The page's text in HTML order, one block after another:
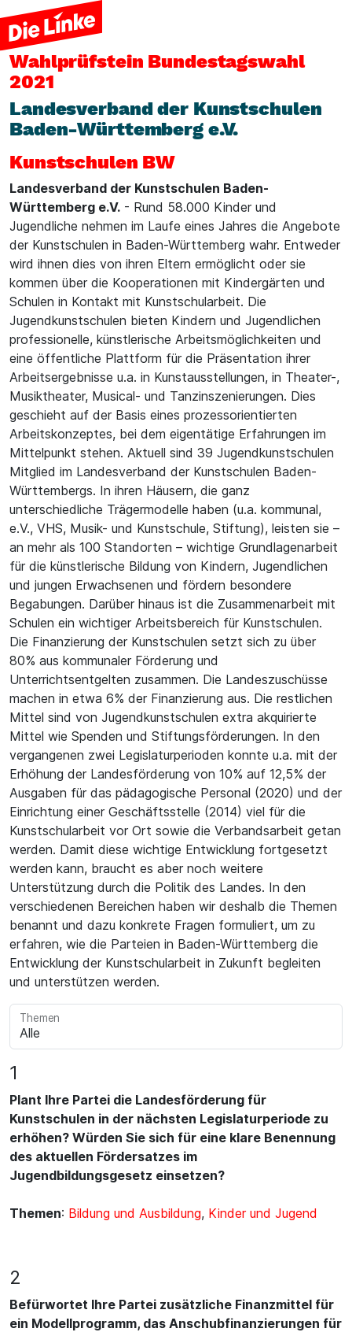
Wahlprüfstein Bundestagswahl
2021
Landesverband der Kunstschulen
Baden-Württemberg e.V.
Kunstschulen BW
Landesverband der Kunstschulen Baden-
Württemberg e.V. - Rund 58.000 Kinder und
Jugendliche nehmen im Laufe eines Jahres die Angebote
der Kunstschulen in Baden-Württemberg wahr. Entweder
wird ihnen dies von ihren Eltern ermöglicht oder sie
kommen über die Kooperationen mit Kindergärten und
Schulen in Kontakt mit Kunstschularbeit. Die
Jugendkunstschulen bieten Kindern und Jugendlichen
professionelle, künstlerische Arbeitsmöglichkeiten und
eine öffentliche Plattform für die Präsentation ihrer
Arbeitsergebnisse u.a. in Kunstausstellungen, in Theater-,
Musiktheater, Musical- und Tanzinszenierungen. Dies
geschieht auf der Basis eines prozessorientierten
Arbeitskonzeptes, bei dem eigentätige Erfahrungen im
Mittelpunkt stehen. Aktuell sind 39 Jugendkunstschulen
Mitglied im Landesverband der Kunstschulen Baden-
Württembergs. In ihren Häusern, die ganz
unterschiedliche Trägermodelle haben (u.a. kommunal,
e.V., VHS, Musik- und Kunstschule, Stiftung), leisten sie –
an mehr als 100 Standorten – wichtige Grundlagenarbeit
für die künstlerische Bildung von Kindern, Jugendlichen
und jungen Erwachsenen und fördern besondere
Begabungen. Darüber hinaus ist die Zusammenarbeit mit
Schulen ein wichtiger Arbeitsbereich für Kunstschulen.
Die Finanzierung der Kunstschulen setzt sich zu über
80% aus kommunaler Förderung und
Unterrichtsentgelten zusammen. Die Landeszuschüsse
machen in etwa 6% der Finanzierung aus. Die restlichen
Mittel sind von Jugendkunstschulen extra akquirierte
Mittel wie Spenden und Stiftungsförderungen. In den
vergangenen zwei Legislaturperioden konnte u.a. mit der
Erhöhung der Landesförderung von 10% auf 12,5% der
Ausgaben für das pädagogische Personal (2020) und der
Einrichtung einer Geschäftsstelle (2014) viel für die
Kunstschularbeit vor Ort sowie die Verbandsarbeit getan
werden. Damit diese wichtige Entwicklung fortgesetzt
werden kann, braucht es aber noch weitere
Unterstützung durch die Politik des Landes. In den
verschiedenen Bereichen haben wir deshalb die Themen
benannt und dazu konkrete Fragen formuliert, um zu
erfahren, wie die Parteien in Baden-Württemberg die
Entwicklung der Kunstschularbeit in Zukunft begleiten
und unterstützen werden.
Themen
1
Plant Ihre Partei die Landesförderung für
Kunstschulen in der nächsten Legislaturperiode zu
erhöhen? Würden Sie sich für eine klare Benennung
des aktuellen Fördersatzes im
Jugendbildungsgesetz einsetzen?
Themen: Bildung und Ausbildung, Kinder und Jugend
2
Befürwortet Ihre Partei zusätzliche Finanzmittel für
ein Modellprogramm, das Anschubfinanzierungen für